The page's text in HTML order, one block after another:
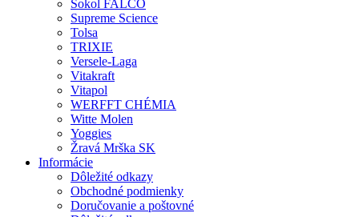
Sokol FALCO
Supreme Science
Tolsa
TRIXIE
Versele-Laga
Vitakraft
Vitapol
WERFFT CHÉMIA
Witte Molen
Yoggies
Žravá Mrška SK
Informácie
Dôležité odkazy
Obchodné podmienky
Doručovanie a poštovné